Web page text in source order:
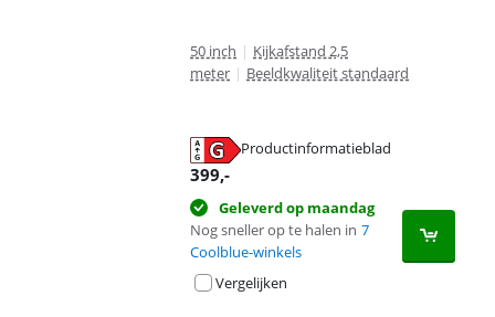
50 inch | Kijkafstand 2,5
meter | Beeldkwaliteit standaard
Productinformatieblad
399,-
Geleverd op maandag
Nog sneller op te halen in 7
Coolblue-winkels
Vergelijken